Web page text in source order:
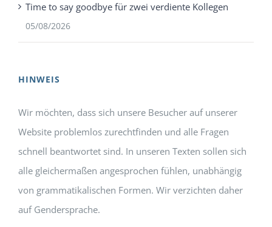
Time to say goodbye für zwei verdiente Kollegen
05/08/2026
HINWEIS
Wir möchten, dass sich unsere Besucher auf unserer
Website problemlos zurechtfinden und alle Fragen
schnell beantwortet sind. In unseren Texten sollen sich
alle gleichermaßen angesprochen fühlen, unabhängig
von grammatikalischen Formen. Wir verzichten daher
auf Gendersprache.